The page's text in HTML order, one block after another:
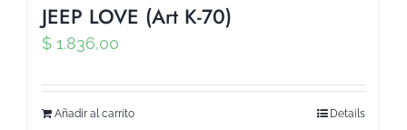
JEEP LOVE (Art K-70)
$ 1.836,00
Añadir al carrito Details